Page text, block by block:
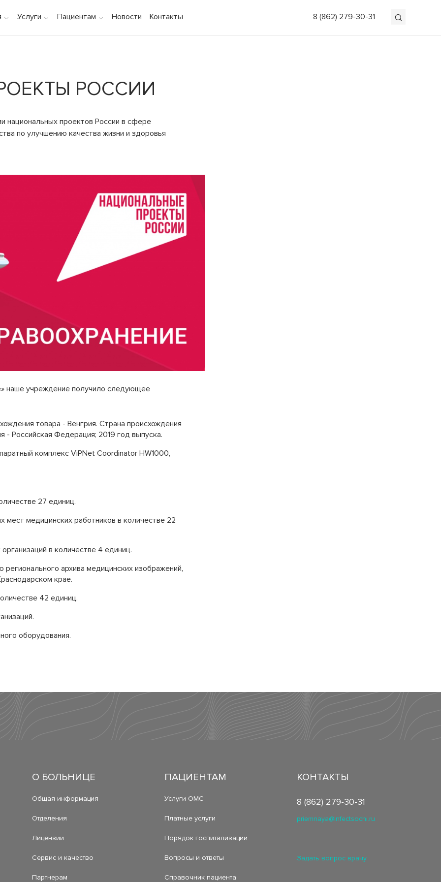
Услуги Пациентам Новости Контакты 8 (862) 279-30-31
РОССИИ
национальных проектов России в сфере
по улучшению качества жизни и здоровья
наше учреждение получило следующее
товара - Венгрия. Страна происхождения
- Российская Федерация; 2019 год выпуска.
комплекс ViPNet Coordinator HW1000,
27 единиц.
медицинских работников в количестве 22
в количестве 4 единиц.
архива медицинских изображений,
крае.
42 единиц.
оборудования.
О БОЛЬНИЦЕ
Общая информация
Отделения
Лицензии
Сервис и качество
Партнерам
ПАЦИЕНТАМ
Услуги ОМС
Платные услуги
Порядок госпитализации
Вопросы и ответы
Справочник пациента
КОНТАКТЫ
8 (862) 279-30-31
priemnaya@infectsochi.ru
Задать вопрос врачу